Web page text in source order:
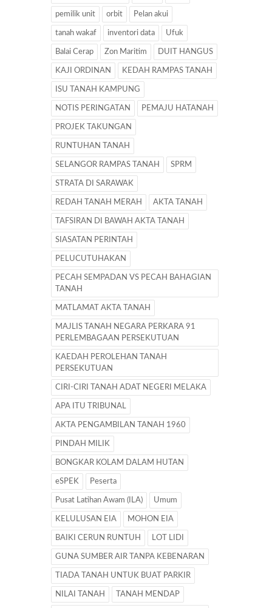
pemilik unit orbit Pelan akui
tanah wakaf inventori data Ufuk
Balai Cerap Zon Maritim DUIT HANGUS
KAJI ORDINAN KEDAH RAMPAS TANAH
ISU TANAH KAMPUNG
NOTIS PERINGATAN PEMAJU HATANAH
PROJEK TAKUNGAN
RUNTUHAN TANAH
SELANGOR RAMPAS TANAH SPRM
STRATA DI SARAWAK
REDAH TANAH MERAH AKTA TANAH
TAFSIRAN DI BAWAH AKTA TANAH
SIASATAN PERINTAH
PELUCUTUHAKAN
PECAH SEMPADAN VS PECAH BAHAGIAN
TANAH
MATLAMAT AKTA TANAH
MAJLIS TANAH NEGARA PERKARA 91
PERLEMBAGAAN PERSEKUTUAN
KAEDAH PEROLEHAN TANAH
PERSEKUTUAN
CIRI-CIRI TANAH ADAT NEGERI MELAKA
APA ITU TRIBUNAL
AKTA PENGAMBILAN TANAH 1960
PINDAH MILIK
BONGKAR KOLAM DALAM HUTAN
eSPEK Peserta
Pusat Latihan Awam (ILA) Umum
KELULUSAN EIA MOHON EIA
BAIKI CERUN RUNTUH LOT LIDI
GUNA SUMBER AIR TANPA KEBENARAN
TIADA TANAH UNTUK BUAT PARKIR
NILAI TANAH TANAH MENDAP